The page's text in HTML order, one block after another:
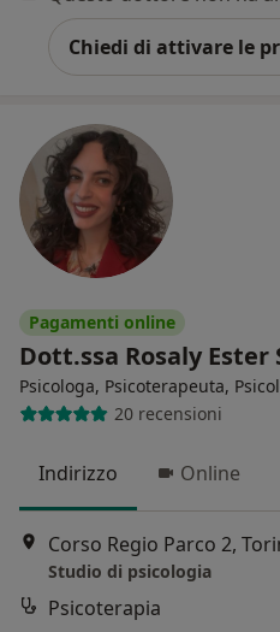
Chiedi di attivare le
Pagamenti online
Dott.ssa Rosaly Ester
Psicologa, Psicoterapeuta,
20 recensioni
Indirizzo Online
Corso Regio Parco 2,
Studio di psicologia
Psicoterapia